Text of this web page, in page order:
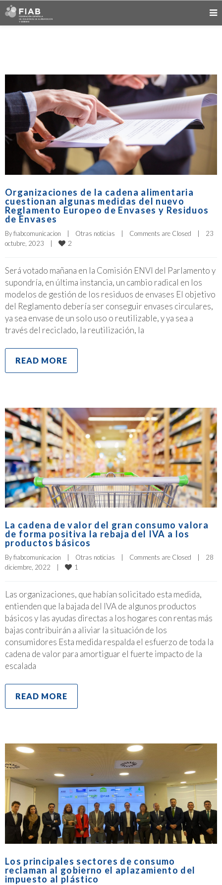
Organizaciones de la cadena alimentaria
cuestionan algunas medidas del nuevo
Reglamento Europeo de Envases y Residuos
de Envases
By fiabcomunicacion | Otras noticias | Comments are Closed |
23
octubre, 2023
| 2
Será votado mañana en la Comisión ENVI del Parlamento y
supondría, en última instancia, un cambio radical en los
modelos de gestión de los residuos de envases El objetivo
del Reglamento debería ser conseguir envases circulares,
ya sea envase de un solo uso o reutilizable, y ya sea a
través del reciclado, la reutilización, la
READ MORE
La cadena de valor del gran consumo valora
de forma positiva la rebaja del IVA a los
productos básicos
By fiabcomunicacion Otras noticias Comments are Closed
28
diciembre, 2022
1
Las organizaciones, que habían solicitado esta medida,
entienden que la bajada del IVA de algunos productos
básicos y las ayudas directas a los hogares con rentas más
bajas contribuirán a aliviar la situación de los
consumidores Esta medida respalda el esfuerzo de toda la
cadena de valor para amortiguar el fuerte impacto de la
escalada
READ MORE
Los principales sectores de consumo
reclaman al gobierno el aplazamiento del
impuesto al plástico